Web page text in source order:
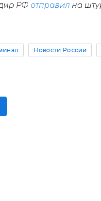
РФ отправил на
Новости России